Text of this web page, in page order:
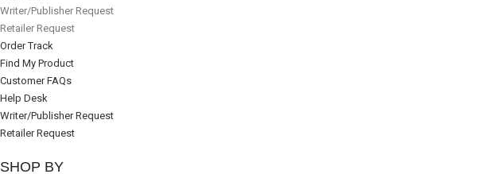
Writer/Publisher Request
Retailer Request
Order Track
Find My Product
Customer FAQs
Help Desk
Writer/Publisher Request
Retailer Request
SHOP BY